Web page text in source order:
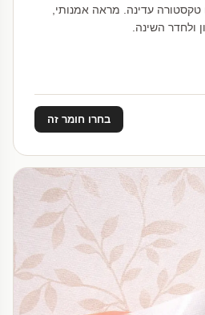
עדינה. מראה אמנותי,
ולחדר השינה.
בחרו חומר זה